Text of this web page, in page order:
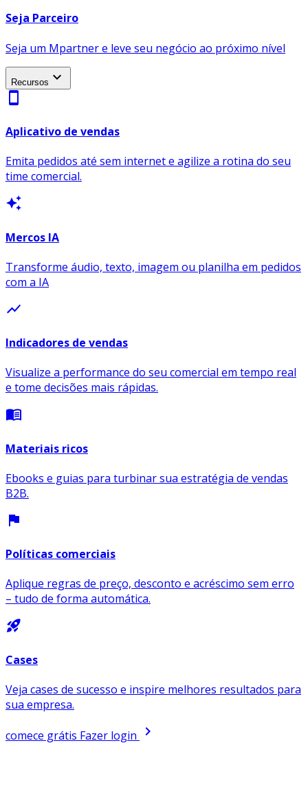
Seja Parceiro
Seja um Mpartner e leve seu negócio ao próximo nível
Recursos expand_more
smartphone
Aplicativo de vendas
Emita pedidos até sem internet e agilize a rotina do seu
time comercial.
auto_awesome
Mercos IA
Transforme áudio, texto, imagem ou planilha em pedidos
com a IA
show_chart
Indicadores de vendas
Visualize a performance do seu comercial em tempo real
e tome decisões mais rápidas.
menu_book
Materiais ricos
Ebooks e guias para turbinar sua estratégia de vendas
B2B.
flag
Políticas comerciais
Aplique regras de preço, desconto e acréscimo sem erro
– tudo de forma automática.
rocket_launch
Cases
Veja cases de sucesso e inspire melhores resultados para
sua empresa.
comece grátis Fazer login chevron_right